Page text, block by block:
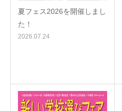
夏フェス2026を開催しまし
た！
2026.07.24